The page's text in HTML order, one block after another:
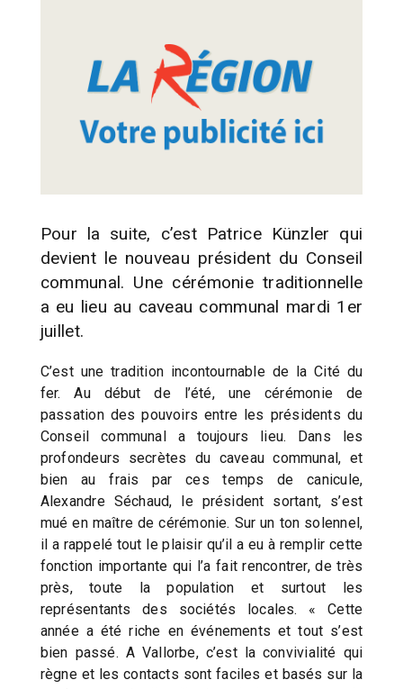
Pour la suite, c’est Patrice Künzler qui
devient le nouveau président du Conseil
communal. Une cérémonie traditionnelle
a eu lieu au caveau communal mardi 1er
juillet.
C’est une tradition incontournable de la Cité du
fer. Au début de l’été, une cérémonie de
passation des pouvoirs entre les présidents du
Conseil communal a toujours lieu. Dans les
profondeurs secrètes du caveau communal, et
bien au frais par ces temps de canicule,
Alexandre Séchaud, le président sortant, s’est
mué en maître de cérémonie. Sur un ton solennel,
il a rappelé tout le plaisir qu’il a eu à remplir cette
fonction importante qui l’a fait rencontrer, de très
près, toute la population et surtout les
représentants des sociétés locales. « Cette
année a été riche en événements et tout s’est
bien passé. A Vallorbe, c’est la convivialité qui
règne et les contacts sont faciles et basés sur la